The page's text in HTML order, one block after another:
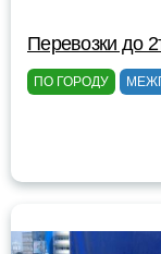
Перевозки до
ПО ГОРОДУ